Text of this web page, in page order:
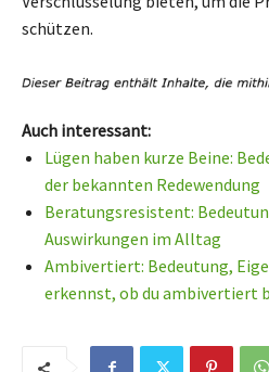
schützen.
Auch interessant:
Lügen haben kurze Beine:
der bekannten Redewendung
Beratungsresistent:
Auswirkungen im Alltag
Ambivertiert: Bedeutung,
erkennst, ob du ambivertiert